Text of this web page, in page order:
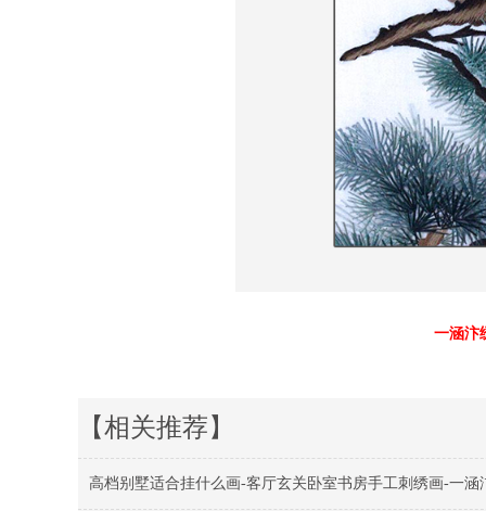
一涵汴
【相关推荐】
高档别墅适合挂什么画-客厅玄关卧室书房手工刺绣画-一涵